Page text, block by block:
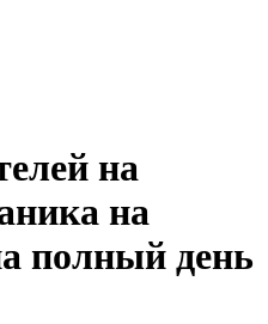
на
на
полный день